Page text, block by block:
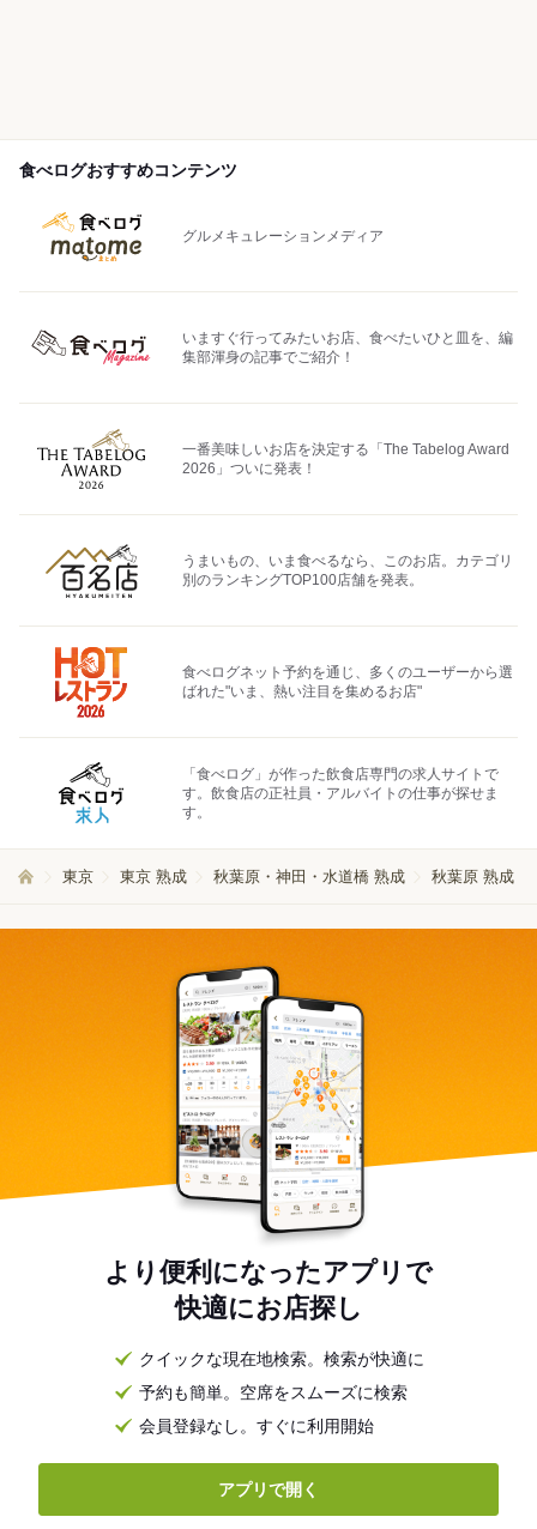
食べログおすすめコンテンツ
グルメキュレーションメディア
いますぐ行ってみたいお店、食べたいひと皿を、編
集部渾身の記事でご紹介！
一番美味しいお店を決定する「The Tabelog Award
2026」ついに発表！
うまいもの、いま食べるなら、このお店。カテゴリ
別のランキングTOP100店舗を発表。
食べログネット予約を通じ、多くのユーザーから選
ばれた"いま、熱い注目を集めるお店"
「食べログ」が作った飲食店専門の求人サイトで
す。飲食店の正社員・アルバイトの仕事が探せま
す。
東京 東京 熟成 秋葉原・神田・水道橋 熟成 秋葉原 熟成
より便利になったアプリで
快適にお店探し
クイックな現在地検索。検索が快適に
予約も簡単。空席をスムーズに検索
会員登録なし。すぐに利用開始
アプリで開く